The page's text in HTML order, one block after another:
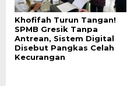
Khofifah Turun Tangan!
SPMB Gresik Tanpa
Antrean, Sistem Digital
Disebut Pangkas Celah
Kecurangan